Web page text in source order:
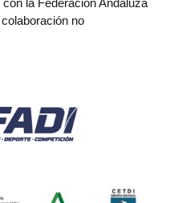
la Federación Andaluza
no